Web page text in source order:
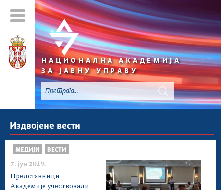
НАЦИОНАЛНА АКАДЕМИЈА
ЗА ЈАВНУ УПРАВУ
Издвојене вести
МЕДИЈИ ВЕСТИ
7. јун 2019.
Представници
Академије учествовали